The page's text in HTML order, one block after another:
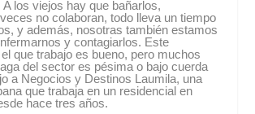
A los viejos hay que bañarlos,
no colaboran, todo lleva un tiempo
y además, nosotras también estamos
y contagiarlos. Este
que trabajo es bueno, pero muchos
del sector es pésima o bajo cuerda
a Negocios y Destinos Laumila, una
que trabaja en un residencial en
hace tres años.